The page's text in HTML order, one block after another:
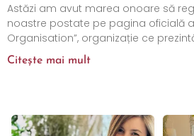
Astăzi am avut marea onoare să
noastre postate pe pagina oficială a
Organisation”, organizație ce
Citește mai mult